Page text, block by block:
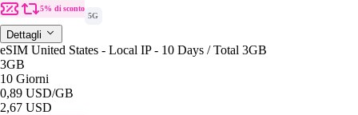
5% di sconto
5G
Dettagli
eSIM United States - Local IP - 10 Days / Total 3GB
3GB
10 Giorni
0,89 USD/GB
2,67 USD